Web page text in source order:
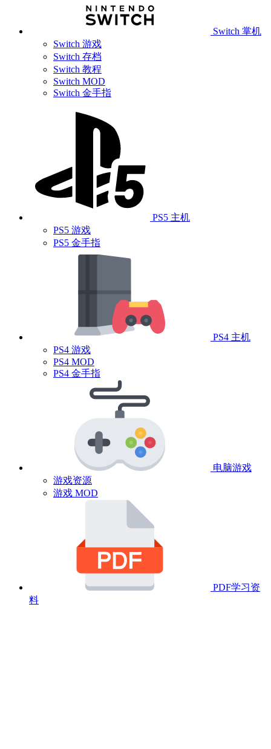
Switch 掌机
Switch 游戏
Switch 存档
Switch 教程
Switch MOD
Switch 金手指
PS5 主机
PS5 游戏
PS5 金手指
PS4 主机
PS4 游戏
PS4 MOD
PS4 金手指
电脑游戏
游戏资源
游戏 MOD
PDF学习资
料